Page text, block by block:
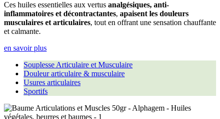
Ces huiles essentielles aux vertus analgésiques, anti-
inflammatoires et décontractantes, apaisent les douleurs
musculaires et articulaires, tout en offrant une sensation chauffante
et calmante.
en savoir plus
Souplesse Articulaire et Musculaire
Douleur articulaire & musculaire
Usures articulaires
Sportifs